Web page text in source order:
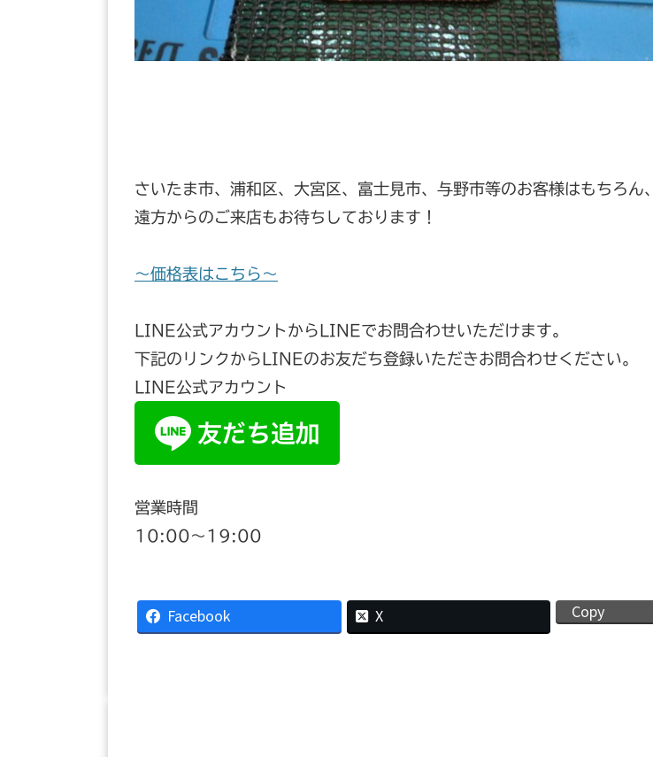
さいたま市、浦和区、大宮区、富士見市、与野市等のお客様はもちろん、
遠方からのご来店もお待ちしております！
～価格表はこちら～
LINE公式アカウントからLINEでお問合わせいただけます。
下記のリンクからLINEのお友だち登録いただきお問合わせください。
LINE公式アカウント
営業時間
10:00〜19:00
Facebook X Copy